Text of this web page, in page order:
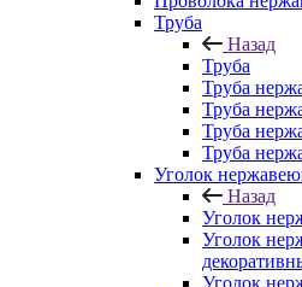
Труба
Назад
Труба
Труба
Труба
Труба
Труба
Уголок
Назад
Уголок
Уголок
Уголок